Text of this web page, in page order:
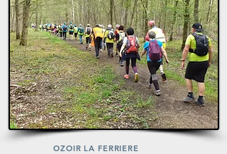
OZOIR LA FERRIERE